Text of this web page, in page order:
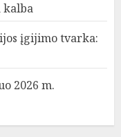
kalba
įgijimo tvarka:
2026 m.